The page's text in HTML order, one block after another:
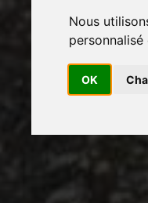
Nous
OK